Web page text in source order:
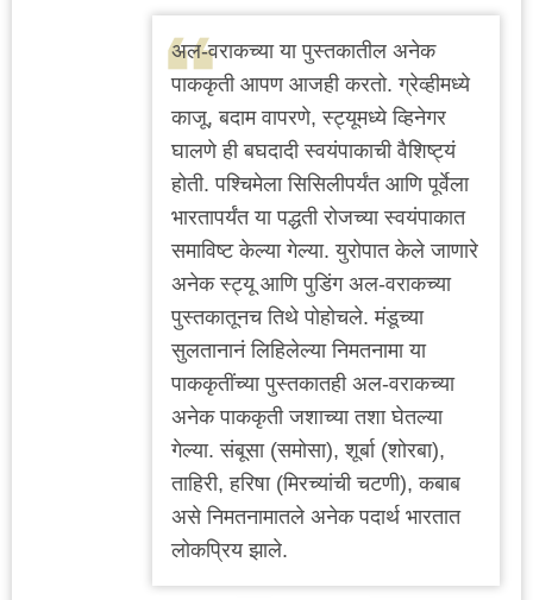
अल-वराकच्या या पुस्तकातील अनेक
पाककृती आपण आजही करतो. ग्रेव्हीमध्ये
काजू, बदाम वापरणे, स्ट्यूमध्ये व्हिनेगर
घालणे ही बघदादी स्वयंपाकाची वैशिष्ट्यं
होती. पश्चिमेला सिसिलीपर्यंत आणि पूर्वेला
भारतापर्यंत या पद्धती रोजच्या स्वयंपाकात
समाविष्ट केल्या गेल्या. युरोपात केले जाणारे
अनेक स्ट्यू आणि पुडिंग अल-वराकच्या
पुस्तकातूनच तिथे पोहोचले. मंडूच्या
सुलतानानं लिहिलेल्या निमतनामा या
पाककृतींच्या पुस्तकातही अल-वराकच्या
अनेक पाककृती जशाच्या तशा घेतल्या
गेल्या. संबूसा (समोसा), शूर्बा (शोरबा),
ताहिरी, हरिषा (मिरच्यांची चटणी), कबाब
असे निमतनामातले अनेक पदार्थ भारतात
लोकप्रिय झाले.